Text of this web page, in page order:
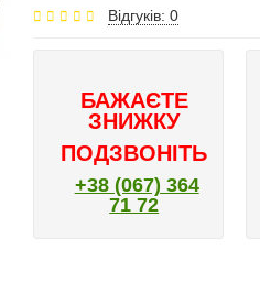
Відгуків: 0
БАЖАЄТЕ
ЗНИЖКУ
ПОДЗВОНІТЬ
+38 (067) 364
71 72